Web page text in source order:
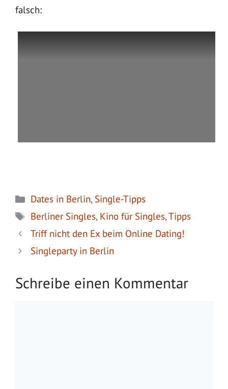
falsch:
Kategorien
Dates in Berlin, Single-Tipps
Schlagwörter
Berliner Singles, Kino für Singles,Tipps
Triff nicht den Ex beim Online Dating!
Singleparty in Berlin
Schreibe einen Kommentar